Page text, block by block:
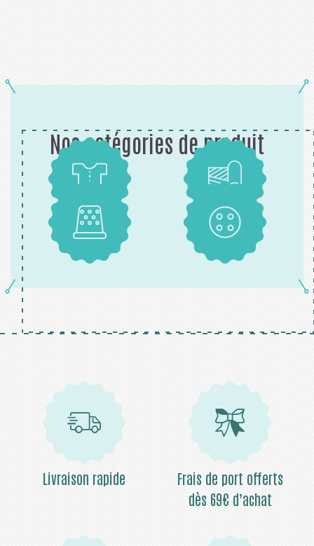
Nos catégories de produit
Patrons Tissus
Mercerie Boutons
Livraison rapide
Frais de port offerts
dès 69€ d’achat